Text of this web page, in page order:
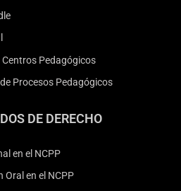
Pedagógicos
Procesos Pedagógicos
DE DERECHO
en el NCPP
Oral en el NCPP